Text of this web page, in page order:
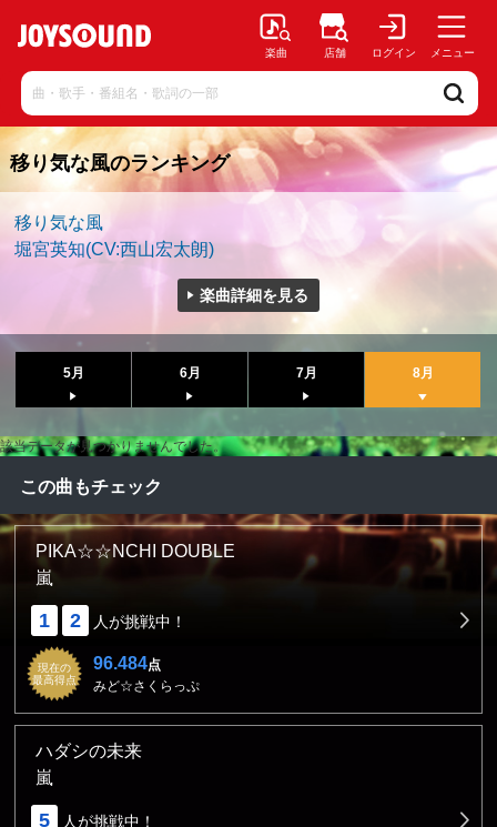
楽曲 店舗 ログイン メニュー
移り気な風のランキング
移り気な風
堀宮英知(CV:西山宏太朗)
楽曲詳細を見る
5月 6月 7月 8月
該当データが見つかりませんでした。
この曲もチェック
PIKA☆☆NCHI DOUBLE
嵐
1 2 人が挑戦中！
現在の
最高得点
96.484点
みど☆さくらっぷ
ハダシの未来
嵐
5 人が挑戦中！